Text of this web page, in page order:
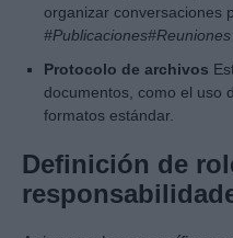
organizar conversaciones
#Publicaciones#Reuniones
Protocolo de archivos
documentos, como el uso
formatos estándar.
Definición de